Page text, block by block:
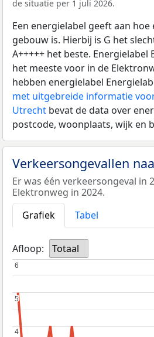
de situatie per 1 juli 2026.
Een energielabel geeft aan
gebouw is. Hierbij is G het
A+++++ het beste. Energielabel
het meeste voor in de
hebben energielabel
met uitgebreide informatie
Utrecht bevat de data over
postcode, woonplaats, wijk en
Verkeersongevallen
Er was één verkeersongeval in
Elektronweg in 2024.
Grafiek
Tabel
Afloop: Totaal
4
4
5
5
6
6